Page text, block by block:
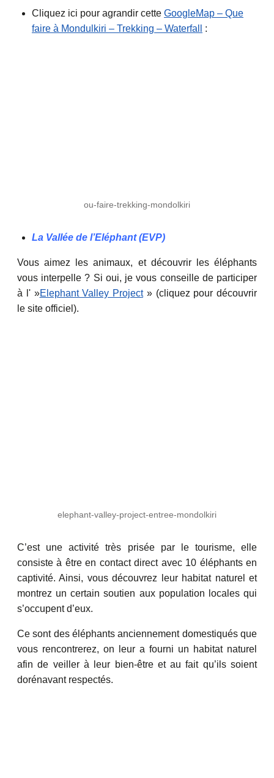
Cliquez ici pour agrandir cette GoogleMap – Que
faire à Mondulkiri – Trekking – Waterfall
:
ou-faire-trekking-mondolkiri
La Vallée de l’Eléphant (EVP)
Vous aimez les animaux, et découvrir les éléphants
vous interpelle ? Si oui, je vous conseille de participer
à l' »Elephant Valley Project» (cliquez pour découvrir
le site officiel).
elephant-valley-project-entree-mondolkiri
C’est une activité très prisée par le tourisme, elle
consiste à être en contact direct avec 10 éléphants en
captivité. Ainsi, vous découvrez leur habitat naturel et
montrez un certain soutien aux population locales qui
s’occupent d’eux.
Ce sont des éléphants anciennement domestiqués que
vous rencontrerez, on leur a fourni un habitat naturel
afin de veiller à leur bien-être et au fait qu’ils soient
dorénavant respectés.